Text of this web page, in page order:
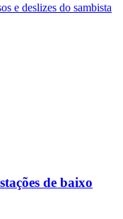
e deslizes do sambista
de baixo